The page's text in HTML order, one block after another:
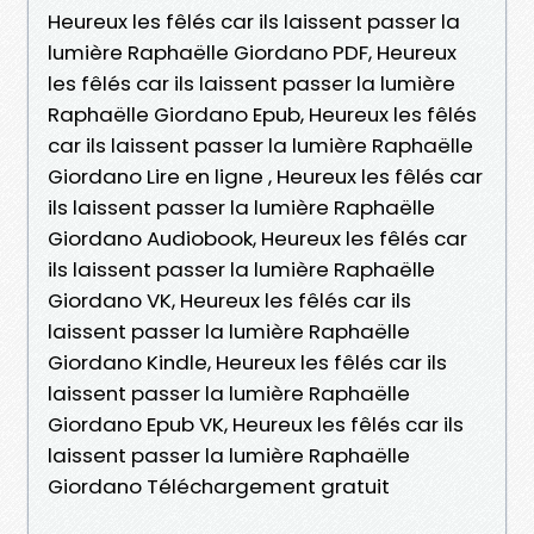
Heureux les fêlés car ils laissent passer la
lumière Raphaëlle Giordano PDF, Heureux
les fêlés car ils laissent passer la lumière
Raphaëlle Giordano Epub, Heureux les fêlés
car ils laissent passer la lumière Raphaëlle
Giordano Lire en ligne , Heureux les fêlés car
ils laissent passer la lumière Raphaëlle
Giordano Audiobook, Heureux les fêlés car
ils laissent passer la lumière Raphaëlle
Giordano VK, Heureux les fêlés car ils
laissent passer la lumière Raphaëlle
Giordano Kindle, Heureux les fêlés car ils
laissent passer la lumière Raphaëlle
Giordano Epub VK, Heureux les fêlés car ils
laissent passer la lumière Raphaëlle
Giordano Téléchargement gratuit